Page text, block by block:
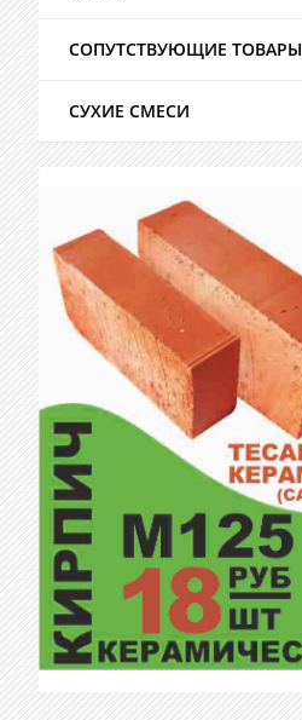
СОПУТСТВУЮЩИЕ ТОВАРЫ
СУХИЕ СМЕСИ